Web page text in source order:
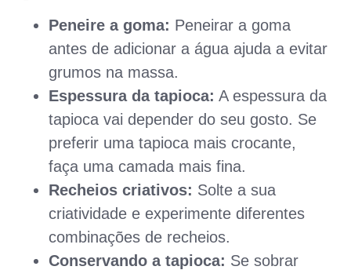
Peneire a goma: Peneirar a goma
antes de adicionar a água ajuda a evitar
grumos na massa.
Espessura da tapioca: A espessura da
tapioca vai depender do seu gosto. Se
preferir uma tapioca mais crocante,
faça uma camada mais fina.
Recheios criativos: Solte a sua
criatividade e experimente diferentes
combinações de recheios.
Conservando a tapioca: Se sobrar